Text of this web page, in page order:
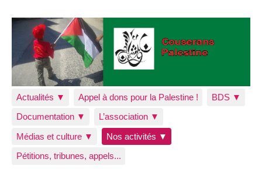
Actualités ▼ Appel à dons pour la Palestine !
BDS ▼
Documentation ▼
L’association ▼
Médias et culture ▼
Nos activités ▼
Pétitions, tribunes, appels...